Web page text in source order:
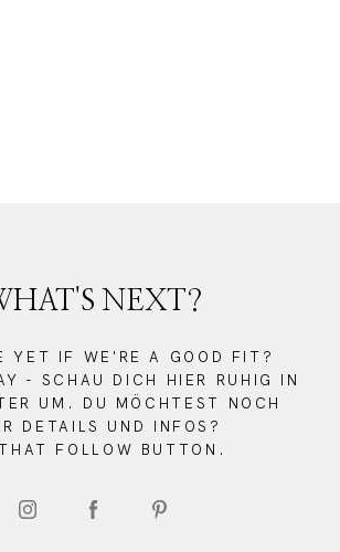
NEXT?
YET IF WE'RE A GOOD FIT?
- SCHAU DICH HIER RUHIG IN
UM. DU MÖCHTEST NOCH
DETAILS UND INFOS?
FOLLOW BUTTON.